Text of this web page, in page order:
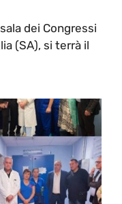
dei Congressi
(SA), si terrà il